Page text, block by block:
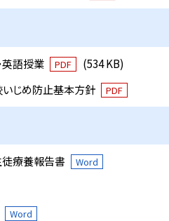
語授業 PDF
(534 KB)
じめ防止基本方針
PDF
療養報告書 Word
Word